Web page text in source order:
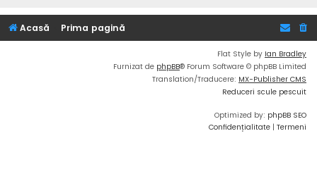
Acasă Prima pagină
Flat Style by Ian Bradley
Furnizat de phpBB® Forum Software © phpBB Limited
Translation/Traducere: MX-Publisher CMS
Reduceri scule pescuit
Optimized by: phpBB SEO
Confidențialitate | Termeni